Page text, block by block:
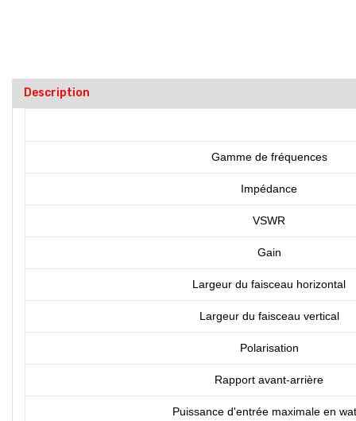
Description
Gamme de fréquences
Impédance
VSWR
Gain
Largeur du faisceau horizontal
Largeur du faisceau vertical
Polarisation
Rapport avant-arrière
Puissance d'entrée maximale en